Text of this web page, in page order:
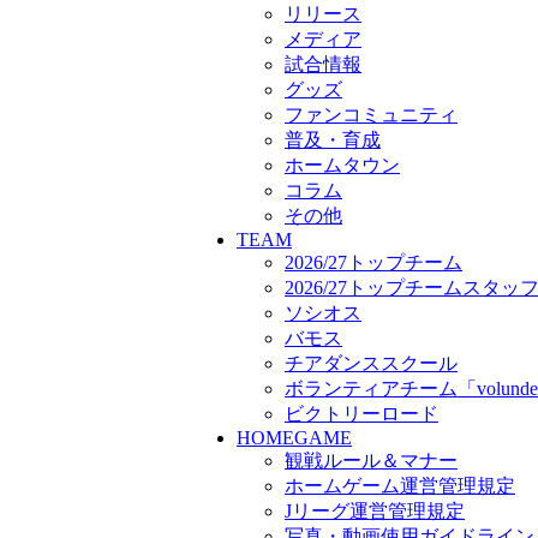
ボランティアチーム「
ビクトリーロード
HOMEGAME
観戦ルール＆マナー
ホームゲーム運営管理規定
Jリーグ運営管理規定
写真・動画使用ガイドライン
ロートフィールド奈良
SCHEDULE
2026/27
練習見学時のファンサービス
TICKET
奈良クラブ明治安田J3リーグ
奈良クラブ明治安田Ｊ3リー
観戦ルール＆マナー
FANCOMMUNITY
2026/27ファンコミュニティ
サポートショップ
GOODS
オフィシャルストア（実店舗
オンラインストア
ACADEMY
リリース
メディア
試合情報
グッズ
ファンコミュニティ
普及・育成
ホームタウン
コラム
その他
TEAM
2026/27トップチーム
2026/27トップチームスタッフ
ソシオス
バモス
チアダンススクール
ボランティアチーム「
ビクトリーロード
HOMEGAME
観戦ルール＆マナー
ホームゲーム運営管理規定
Jリーグ運営管理規定